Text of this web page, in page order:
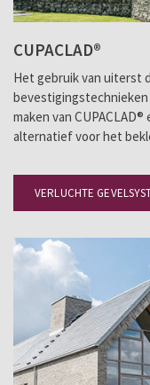
CUPACLAD®
Het gebruik van uiterst
maken van
alternatief voor het
VERLUCHTE